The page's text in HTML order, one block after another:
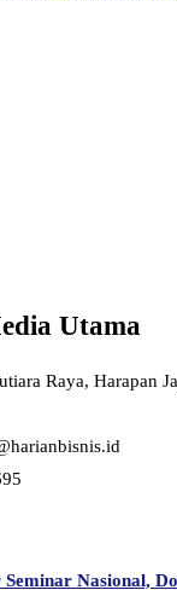
Utama
Raya, Harapan
Nasional,